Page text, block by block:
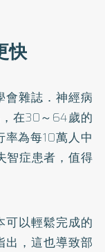
快
會雜誌．神經病
在30～64歲的
為每10萬人中
智症患者，值得
可以輕鬆完成的
出，這也導致部